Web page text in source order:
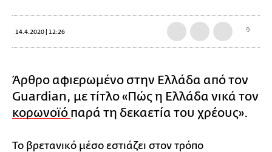
14.4.2020 | 12:26 9
Άρθρο αφιερωμένο στην Ελλάδα από τον
Guardian, με τίτλο «Πώς η Ελλάδα νικά τον
κορωνοϊό παρά τη δεκαετία του χρέους».
Το βρετανικό μέσο εστιάζει στον τρόπο